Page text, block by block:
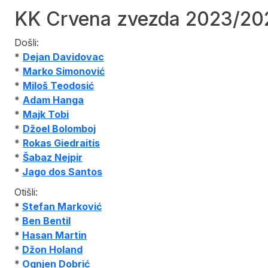
KK Crvena zvezda 2023/
Došli:
* Dejan Davidovac
* Marko Simonović
* Miloš Teodosić
* Adam Hanga
* Majk Tobi
* Džoel Bolomboj
* Rokas Giedraitis
* Šabaz Nejpir
* Jago dos Santos
Otišli:
* Stefan Marković
* Ben Bentil
* Hasan Martin
* Džon Holand
* Ognjen Dobrić